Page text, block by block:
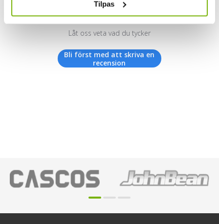
Tilpas
Vi letar efter stjärnor!
Låt oss veta vad du tycker
Bli först med att skriva en
recension